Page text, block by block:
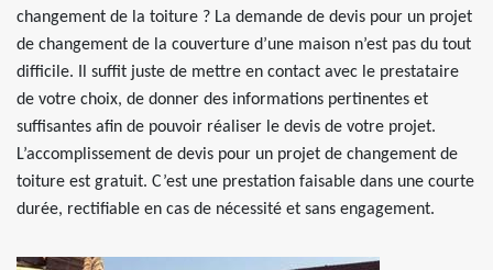
changement de la toiture ? La demande de devis pour un projet
de changement de la couverture d’une maison n’est pas du tout
difficile. Il suffit juste de mettre en contact avec le prestataire
de votre choix, de donner des informations pertinentes et
suffisantes afin de pouvoir réaliser le devis de votre projet.
L’accomplissement de devis pour un projet de changement de
toiture est gratuit. C’est une prestation faisable dans une courte
durée, rectifiable en cas de nécessité et sans engagement.